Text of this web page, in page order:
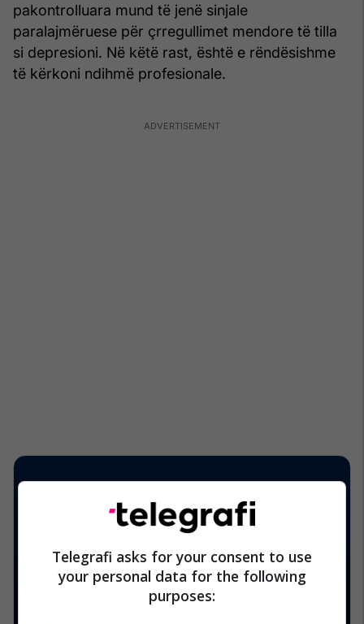
pakontrolluara mund të jenë sinjale
paralajmëruese për çrregullimet mendore të tilla
si depresioni. Në këtë rast, është e rëndësishme
të kërkoni ndihmë profesionale.
Telegrafi asks for your consent to use
your personal data for the following
purposes: